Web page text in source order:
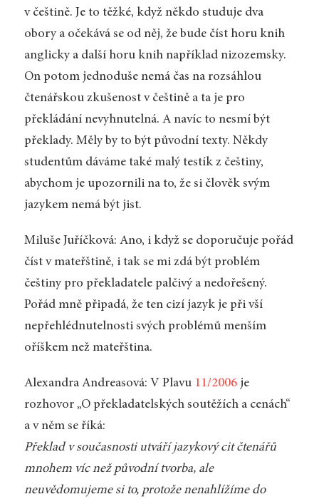
v češtině. Je to těžké, když někdo studuje dva
obory a očekává se od něj, že bude číst horu knih
anglicky a další horu knih například nizozemsky.
On potom jednoduše nemá čas na rozsáhlou
čtenářskou zkušenost v češtině a ta je pro
překládání nevyhnutelná. A navíc to nesmí být
překlady. Měly by to být původní texty. Někdy
studentům dáváme také malý testík z češtiny,
abychom je upozornili na to, že si člověk svým
jazykem nemá být jist.
Miluše Juříčková: Ano, i když se doporučuje pořád
číst v mateřštině, i tak se mi zdá být problém
češtiny pro překladatele palčivý a nedořešený.
Pořád mně připadá, že ten cizí jazyk je při vší
nepřehlédnutelnosti svých problémů menším
oříškem než mateřština.
Alexandra Andreasová: V Plavu 11/2006je
rozhovor „O překladatelských soutěžích a cenách“
a v něm se říká:
Překlad v současnosti utváří jazykový cit čtenářů
mnohem víc než původní tvorba, ale
neuvědomujeme si to, protože nenahlížíme do